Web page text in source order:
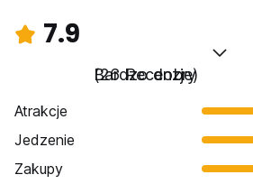
7.9
Bardzo dobry
(26 Recenzje)
Atrakcje
Jedzenie
Zakupy